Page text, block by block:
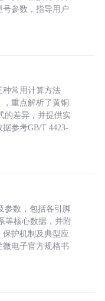
号参数，指导用户
种常用计算方法
，重点解析了黄铜
的差异，并提供实
参考GB/T 4423-
参数，包括各引脚
等核心数据，并附
护机制及典型应
电子官方规格书